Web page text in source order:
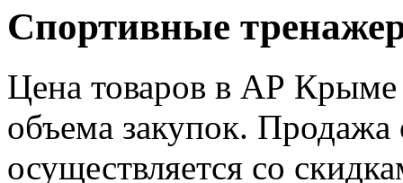
Спортивные
Цена товаров в АР Крыме
объема закупок.
осуществляется со